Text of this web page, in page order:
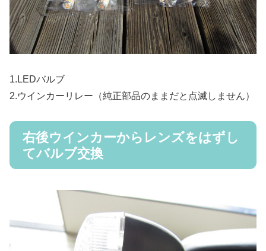
1.LEDバルブ
2.ウインカーリレー（純正部品のままだと点滅しません）
右後ウインカーからレンズをはずし
てバルブ交換